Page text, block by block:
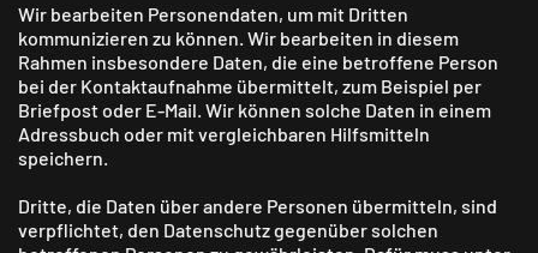
Wir bearbeiten Personendaten, um mit Dritten
kommunizieren zu können. Wir bearbeiten in diesem
Rahmen insbesondere Daten, die eine betroffene Person
bei der Kontaktaufnahme übermittelt, zum Beispiel per
Briefpost oder E-Mail. Wir können solche Daten in einem
Adressbuch oder mit vergleichbaren Hilfsmitteln
speichern.
Dritte, die Daten über andere Personen übermitteln, sind
verpflichtet, den Datenschutz gegenüber solchen